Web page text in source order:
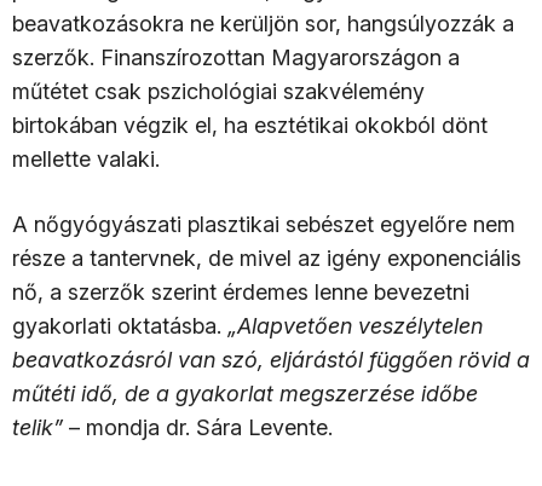
beavatkozásokra ne kerüljön sor, hangsúlyozzák a
szerzők. Finanszírozottan Magyarországon a
műtétet csak pszichológiai szakvélemény
birtokában végzik el, ha esztétikai okokból dönt
mellette valaki.
A nőgyógyászati plasztikai sebészet egyelőre nem
része a tantervnek, de mivel az igény exponenciális
nő, a szerzők szerint érdemes lenne bevezetni
gyakorlati oktatásba. „Alapvetően veszélytelen
beavatkozásról van szó, eljárástól függően rövid a
műtéti idő, de a gyakorlat megszerzése időbe
telik” – mondja dr. Sára Levente.